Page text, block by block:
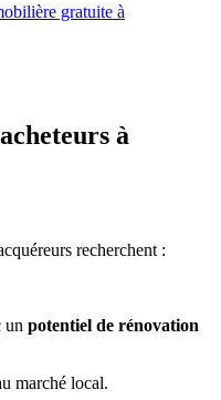
gratuite à
à
recherchent :
un potentiel de rénovation
marché local.